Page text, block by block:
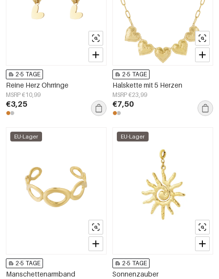
2-5 TAGE
Reine Herz Ohrringe
MSRP €10,99
€3,25
2-5 TAGE
Halskette mit 5 Herzen
MSRP €23,99
€7,50
EU-Lager
2-5 TAGE
Manschettenarmband
EU-Lager
2-5 TAGE
Sonnenzauber